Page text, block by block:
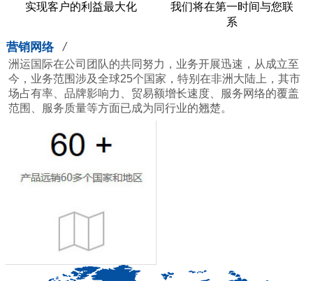
实现客户的利益最大化
我们将在第一时间与您联
系
营销网络 /
洲运国际在公司团队的共同努力，业务开展迅速，从成立至
今，业务范围涉及全球25个国家，特别在非洲大陆上，其市
场占有率、品牌影响力、贸易额增长速度、服务网络的覆盖
范围、服务质量等方面已成为同行业的翘楚。